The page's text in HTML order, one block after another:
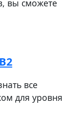
вы сможете
все
для уровня